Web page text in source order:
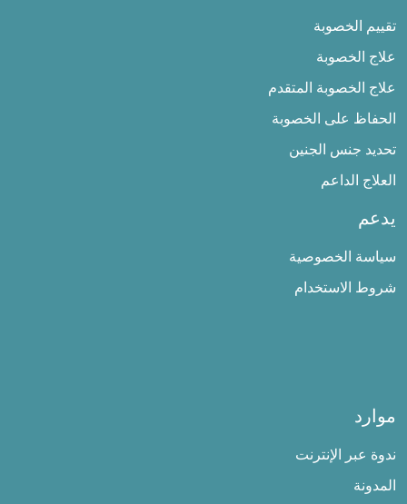
تقييم الخصوبة
علاج الخصوبة
علاج الخصوبة المتقدم
الحفاظ على الخصوبة
تحديد جنس الجنين
العلاج الداعم
يدعم
سياسة الخصوصية
شروط الاستخدام
موارد
ندوة عبر الإنترنت
المدونة